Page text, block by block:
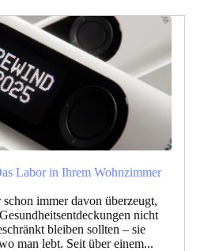
Labor in Ihrem Wohnzimmer
immer davon überzeugt,
nicht
bleiben sollten – sie
man lebt. Seit über einem...